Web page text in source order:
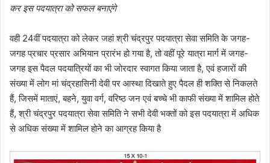
कर इस पदयात्रा को सफल बनाएंगे
वही 24वीं पदयात्रा को लेकर जहां श्री चंद्रपुर पदयात्रा सेवा समिति के जगह-
जगह प्रचार प्रसार अभियान प्रारंभ हो गया है, तो वहीं पूरे यात्रा मार्ग में जगह-
जगह इस पैदल पदयात्रियों का भी जोरदार स्वागत किया जाता है, एवं हजारों की
संख्या में लोग मां चंद्रहासिनी देवी पर आस्था दिखाते हुए पैदल ही शक्ति से निकलते
हैं, जिसमें माताएं, बहने, युवा वर्ग, वरिष्ठ जन एवं बच्चे भी काफी संख्या में शामिल होते
हैं, श्री चंद्रपुर पदयात्रा सेवा समिति ने सभी देवी भक्तों को इस पदयात्रा में अधिक
से अधिक संख्या में शामिल होने का आग्रह किया है